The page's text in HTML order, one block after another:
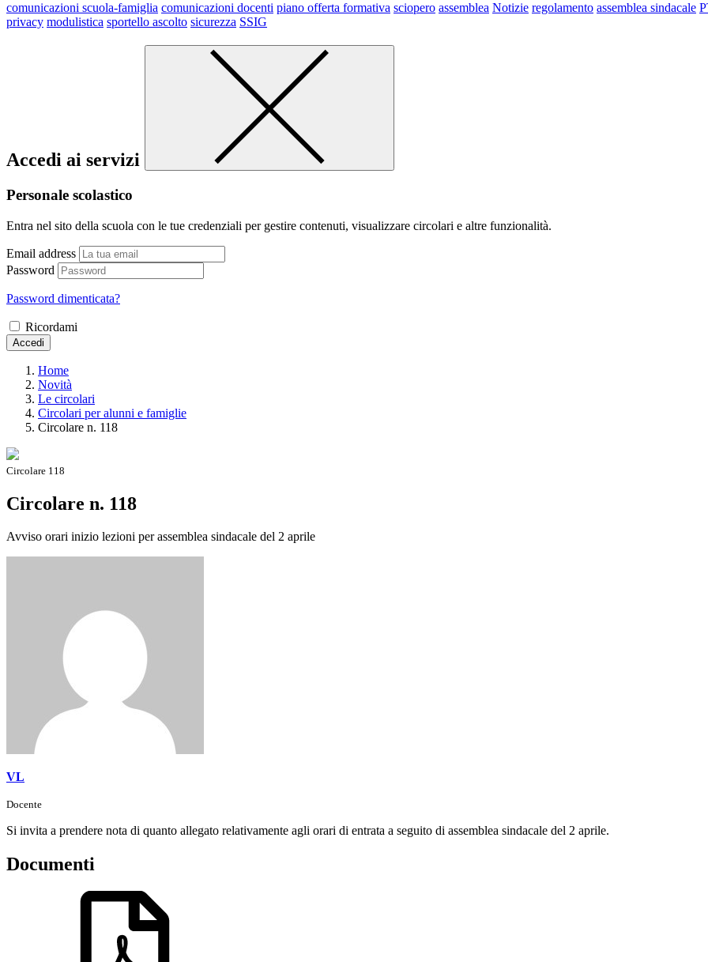
comunicazioni scuola-famiglia comunicazioni docenti piano offerta formativa sciopero assemblea Notizie regolamento assemblea sindacale
privacy modulistica sportello ascolto sicurezza SSIG
Accedi ai servizi
Personale scolastico
Entra nel sito della scuola con le tue credenziali per gestire contenuti, visualizzare circolari e altre funzionalità.
Email address
Password
Password dimenticata?
Ricordami
Accedi
Home
Novità
Le circolari
Circolari per alunni e famiglie
Circolare n. 118
Circolare 118
Circolare n. 118
Avviso orari inizio lezioni per assemblea sindacale del 2 aprile
VL
Docente
Si invita a prendere nota di quanto allegato relativamente agli orari di entrata a seguito di assemblea sindacale del 2 aprile.
Documenti